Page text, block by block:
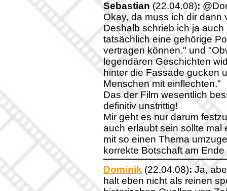
Sebastian (22.04.08):
Okay, da muss ich dir dann
Deshalb schrieb ich ja
tatsächlich eine gehörige
vertragen können." und
legendären Geschichten
hinter die Fassade gucken
Menschen mit einflechten."
Das der Film wesentlich
definitiv unstrittig!
Mir geht es nur darum
auch erlaubt sein sollte mal
mit so einen Thema
korrekte Botschaft am
Dominik (22.04.08): Ja,
halt eben nicht als reinen